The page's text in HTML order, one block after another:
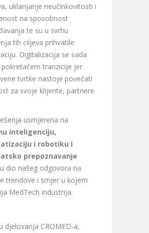
uklanjanje neučinkovitosti i
na sposobnost
te su u svrhu
tih ciljeva prihvatile
Digitalizacija se sada
tranzicije jer
tvrtke nastoje povećati
za svoje klijente, partnere
usmjerena na
inteligenciju,
i robotiku i
prepoznavanje
dio našeg odgovora na
trendove i smjer u kojem
MedTech industrija.
djelovanja CROMED-a,